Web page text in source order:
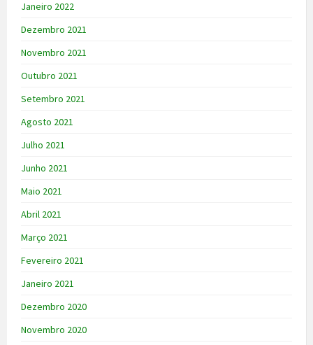
Janeiro 2022
Dezembro 2021
Novembro 2021
Outubro 2021
Setembro 2021
Agosto 2021
Julho 2021
Junho 2021
Maio 2021
Abril 2021
Março 2021
Fevereiro 2021
Janeiro 2021
Dezembro 2020
Novembro 2020